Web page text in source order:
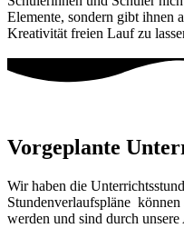
Elemente, sondern gibt ihnen
Kreativität freien Lauf zu
Vorgeplante
Wir haben die
Stundenverlaufspläne
werden und sind durch